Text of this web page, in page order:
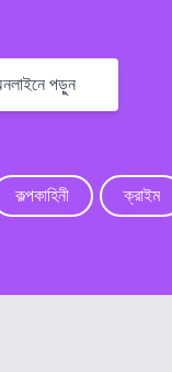
পড়ুন
কল্পকাহিনী ক্রাইম